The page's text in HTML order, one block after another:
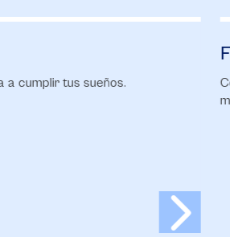
a cumplir tus sueños.